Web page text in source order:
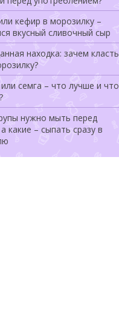
кефир в морозилку –
вкусный сливочный сыр
находка: зачем класть
семга – что лучше и что
нужно мыть перед
какие – сыпать сразу в